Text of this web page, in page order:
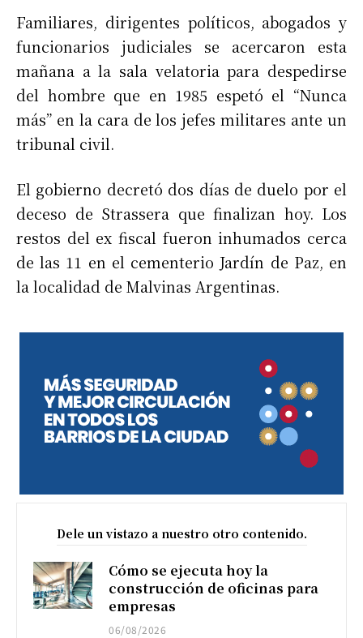
Familiares, dirigentes políticos, abogados y
funcionarios judiciales se acercaron esta
mañana a la sala velatoria para despedirse
del hombre que en 1985 espetó el “Nunca
más” en la cara de los jefes militares ante un
tribunal civil.
El gobierno decretó dos días de duelo por el
deceso de Strassera que finalizan hoy. Los
restos del ex fiscal fueron inhumados cerca
de las 11 en el cementerio Jardín de Paz, en
la localidad de Malvinas Argentinas.
Dele un vistazo a nuestro otro contenido.
Cómo se ejecuta hoy la
construcción de oficinas para
empresas
06/08/2026